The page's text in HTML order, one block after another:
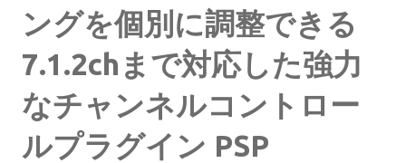
ングを個別に調整できる
7.1.2chまで対応した強力
なチャンネルコントロー
ルプラグイン PSP